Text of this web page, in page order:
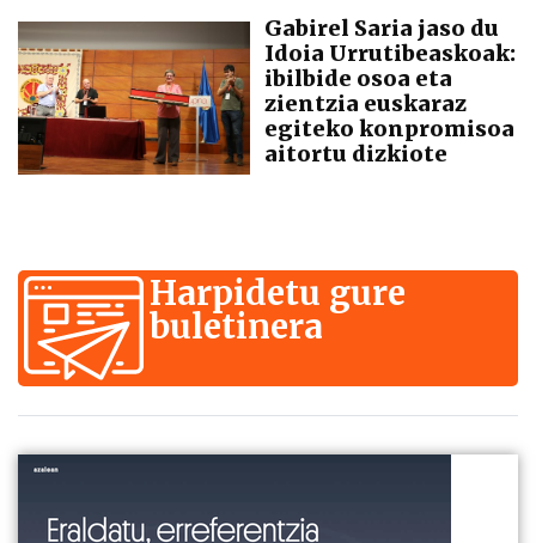
Gabirel Saria jaso du
Idoia Urrutibeaskoak:
ibilbide osoa eta
zientzia euskaraz
egiteko konpromisoa
aitortu dizkiote
Harpidetu gure
buletinera